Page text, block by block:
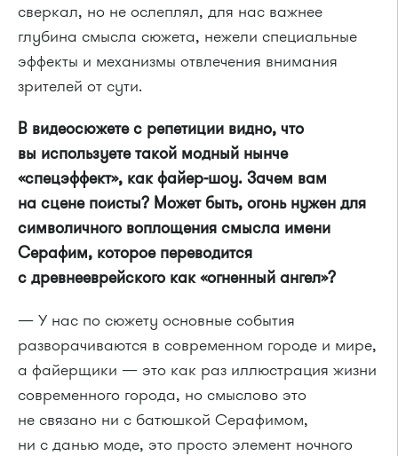
сверкал, но не ослеплял, для нас важнее
глубина смысла сюжета, нежели специальные
эффекты и механизмы отвлечения внимания
зрителей от сути.
В видеосюжете с репетиции видно, что
вы используете такой модный нынче
«спецэффект», как файер-шоу. Зачем вам
на сцене поисты? Может быть, огонь нужен для
символичного воплощения смысла имени
Серафим, которое переводится
с древнееврейского как «огненный ангел»?
— У нас по сюжету основные события
разворачиваются в современном городе и мире,
а файерщики — это как раз иллюстрация жизни
современного города, но смыслово это
не связано ни с батюшкой Серафимом,
ни с данью моде, это просто элемент ночного